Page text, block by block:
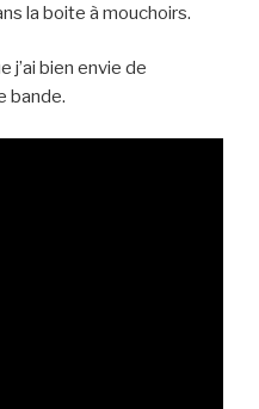
la boite à mouchoirs.
j’ai bien envie de
bande.